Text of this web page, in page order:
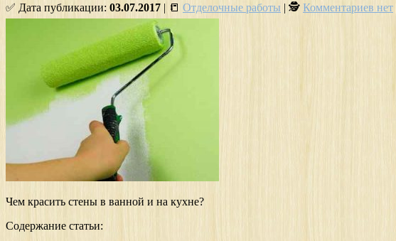
✅ Дата публикации: 03.07.2017 | 📒 Отделочные работы | 🕵 Комментариев нет
Чем красить стены в ванной и на кухне?
Содержание статьи: